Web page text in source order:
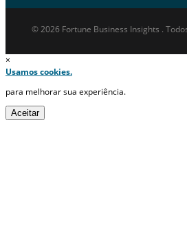
© 2026 Fortune Business Insights .
×
Usamos cookies.
para melhorar sua experiência.
Aceitar